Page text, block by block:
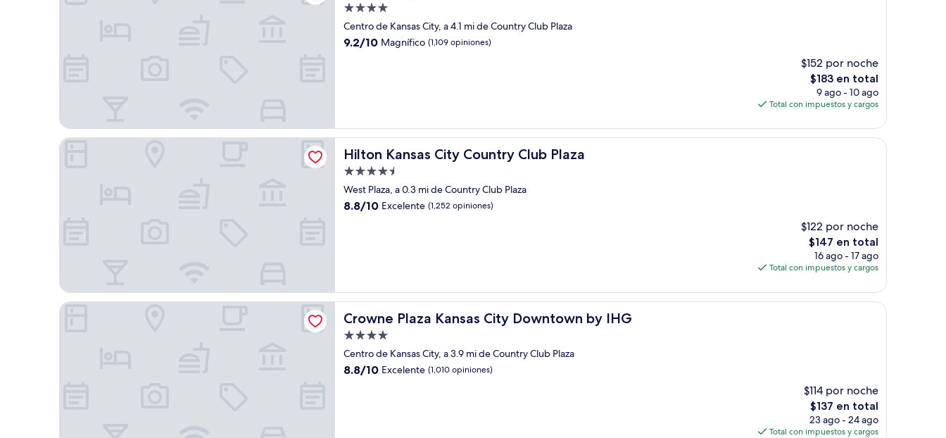
Propiedad
de
4.0
estrellas
Centro de Kansas City, a 4.1 mi de Country Club Plaza
9.2
9.2/10 Magnífico (1,109 opiniones)
$152 por noche
El
precio
actual
de
$183
$183 en total
9 ago - 10 ago
Total con impuestos y cargos
Hilton Kansas City Country Club Plaza
Hilton Kansas City Country Club Plaza
Propiedad
de
4.5
West Plaza, a 0.3 mi de Country Club Plaza
8.8
8.8/10 Excelente (1,252 opiniones)
$122 por noche
El
precio
actual
de
$147
$147 en total
16 ago - 17 ago
Total con impuestos y cargos
Hilton Kansas City Country Club Plaza
Crowne Plaza Kansas City Downtown by IHG
Crowne Plaza Kansas City Downtown by IHG
Propiedad
de
4.0
estrellas
Centro de Kansas City, a 3.9 mi de Country Club Plaza
8.8
8.8/10 Excelente (1,010 opiniones)
$114 por noche
El
precio
actual
$137 en total
23 ago - 24 ago
Total con impuestos y cargos
Crowne Plaza Kansas City Downtown by IHG